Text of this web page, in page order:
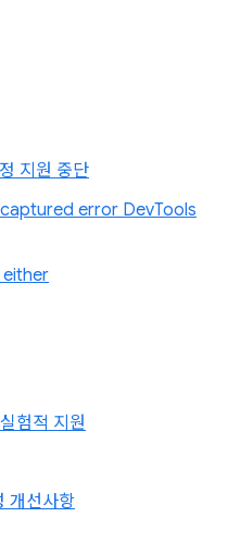
지원 중단
error DevTools
either
험적 지원
개선사항